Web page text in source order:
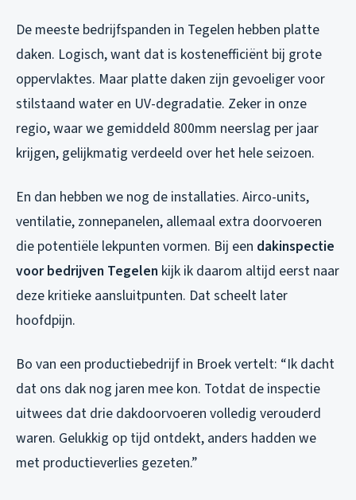
De meeste bedrijfspanden in Tegelen hebben platte
daken. Logisch, want dat is kostenefficiënt bij grote
oppervlaktes. Maar platte daken zijn gevoeliger voor
stilstaand water en UV-degradatie. Zeker in onze
regio, waar we gemiddeld 800mm neerslag per jaar
krijgen, gelijkmatig verdeeld over het hele seizoen.
En dan hebben we nog de installaties. Airco-units,
ventilatie, zonnepanelen, allemaal extra doorvoeren
die potentiële lekpunten vormen. Bij een dakinspectie
voor bedrijven Tegelen kijk ik daarom altijd eerst naar
deze kritieke aansluitpunten. Dat scheelt later
hoofdpijn.
Bo van een productiebedrijf in Broek vertelt: “Ik dacht
dat ons dak nog jaren mee kon. Totdat de inspectie
uitwees dat drie dakdoorvoeren volledig verouderd
waren. Gelukkig op tijd ontdekt, anders hadden we
met productieverlies gezeten.”